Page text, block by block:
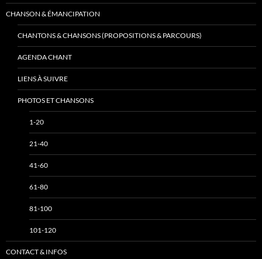
CHANSON & ÉMANCIPATION
CHANTONS & CHANSONS (PROPOSITIONS & PARCOURS)
AGENDA CHANT
LIENS À SUIVRE
PHOTOS ET CHANSONS
1-20
21-40
41-60
61-80
81-100
101-120
CONTACT & INFOS